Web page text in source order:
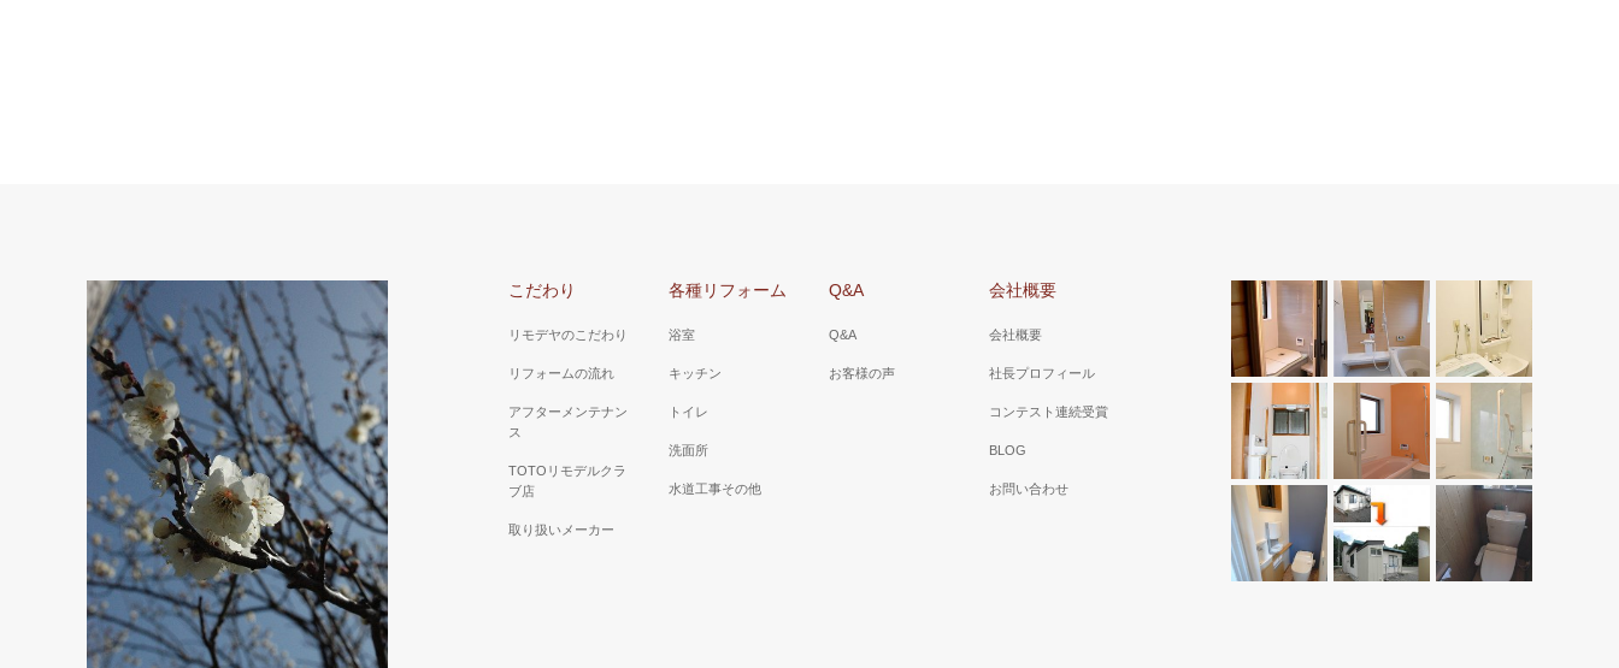
こだわり
リモデヤのこだわり
リフォームの流れ
アフターメンテナン
ス
TOTOリモデルクラ
ブ店
取り扱いメーカー
各種リフォーム
浴室
キッチン
トイレ
洗面所
水道工事その他
Q&A
Q&A
お客様の声
会社概要
会社概要
社長プロフィール
コンテスト連続受賞
BLOG
お問い合わせ